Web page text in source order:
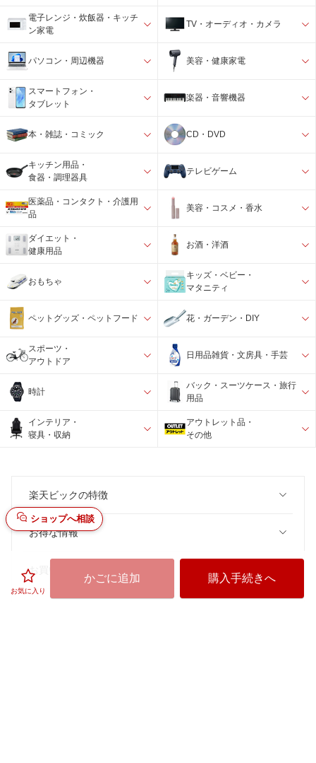
お気に入り
かごに追加 購入手続きへ
ショップへ相談
電子レンジ・炊飯器・キッチ
ン家電
TV・オーディオ・カメラ
パソコン・周辺機器 美容・健康家電
スマートフォン・
タブレット
楽器・音響機器
本・雑誌・コミック CD・DVD
キッチン用品・
食器・調理器具
テレビゲーム
医薬品・コンタクト・介護用
品
美容・コスメ・香水
ダイエット・
健康用品
お酒・洋酒
おもちゃ
キッズ・ベビー・
マタニティ
ペットグッズ・ペットフード 花・ガーデン・DIY
スポーツ・
アウトドア
日用品雑貨・文房具・手芸
時計
バック・スーツケース・旅行
用品
インテリア・
寝具・収納
アウトレット品・
その他
楽天ビックの特徴
お得な情報
お買い物